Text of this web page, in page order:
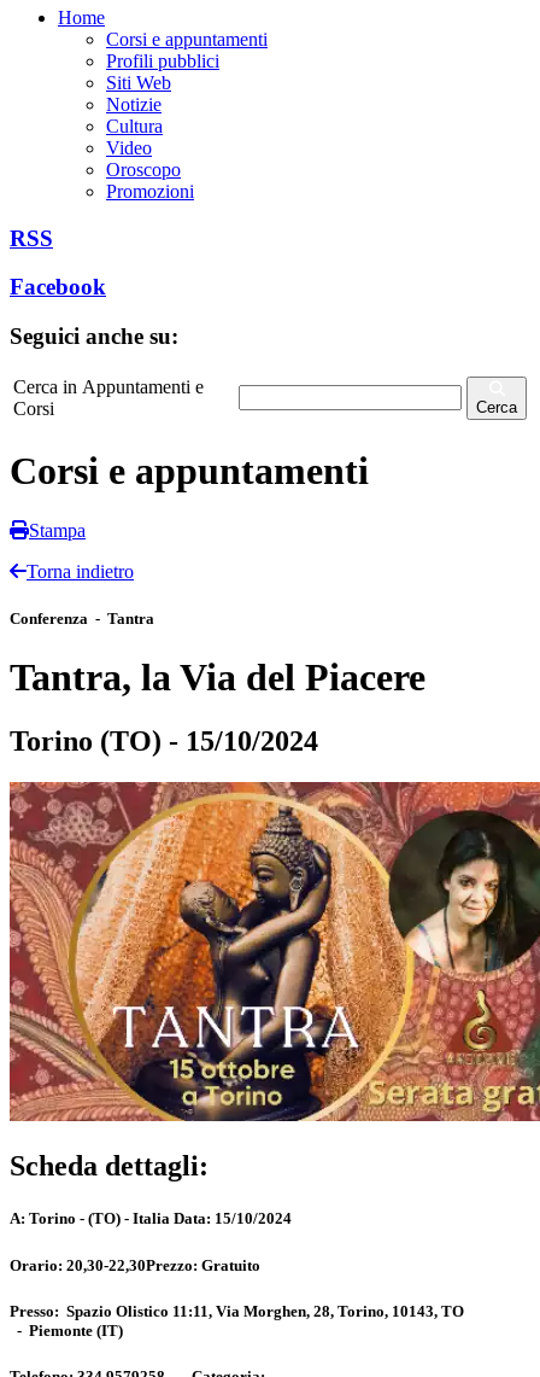
Home
Corsi e appuntamenti
Profili pubblici
Siti Web
Notizie
Cultura
Video
Oroscopo
Promozioni
RSS
Facebook
Seguici anche su:
Cerca in Appuntamenti e
Corsi
Cerca
Corsi e appuntamenti
Stampa
Torna indietro
Conferenza - Tantra
Tantra, la Via del Piacere
Torino (TO) - 15/10/2024
Scheda dettagli:
A: Torino - (TO) - Italia Data: 15/10/2024
Orario: 20,30-22,30Prezzo: Gratuito
Presso: Spazio Olistico 11:11, Via Morghen, 28, Torino, 10143, TO
- Piemonte (IT)